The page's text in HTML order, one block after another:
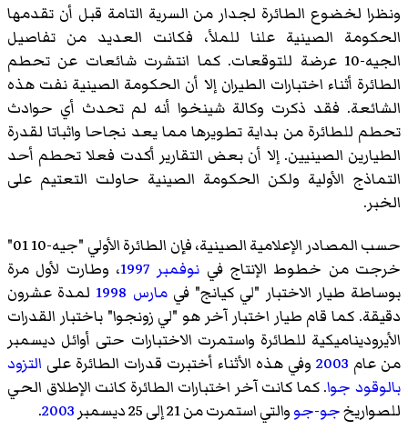
ونظرا لخضوع الطائرة لجدار من السرية التامة قبل أن تقدمها
الحكومة الصينية علنا للملأ، فكانت العديد من تفاصيل
الجيه-10 عرضة للتوقعات. كما انتشرت شائعات عن تحطم
الطائرة أثناء اختبارات الطيران إلا أن الحكومة الصينية نفت هذه
الشائعة. فقد ذكرت وكالة شينخوا أنه لم تحدث أي حوادث
تحطم للطائرة من بداية تطويرها مما يعد نجاحا واثباتا لقدرة
الطيارين الصينيين. إلا أن بعض التقارير أكدت فعلا تحطم أحد
التماذج الأولية ولكن الحكومة الصينية حاولت التعتيم على
الخبر.
حسب المصادر الإعلامية الصينية، فإن الطائرة الأولي "جيه-10 01"
خرجت من خطوط الإنتاج في نوفمبر 1997، وطارت لأول مرة
بوساطة طيار الاختبار "لي كيانج" فيمارس 1998 لمدة عشرون
دقيقة. كما قام طيار اختبار آخر هو "لي زونجوا" باختبار القدرات
الأيروديناميكية للطائرة واستمرت الاختبارات حتى أوائل ديسمبر
من عام 2003 وفي هذه الأثناء أختبرت قدرات الطائرة على التزود
بالوقود جوا. كما كانت آخر اختبارات الطائرة كانت الإطلاق الحي
للصواريخجو-جووالتي استمرت من 21 إلى 25 ديسمبر 2003
.